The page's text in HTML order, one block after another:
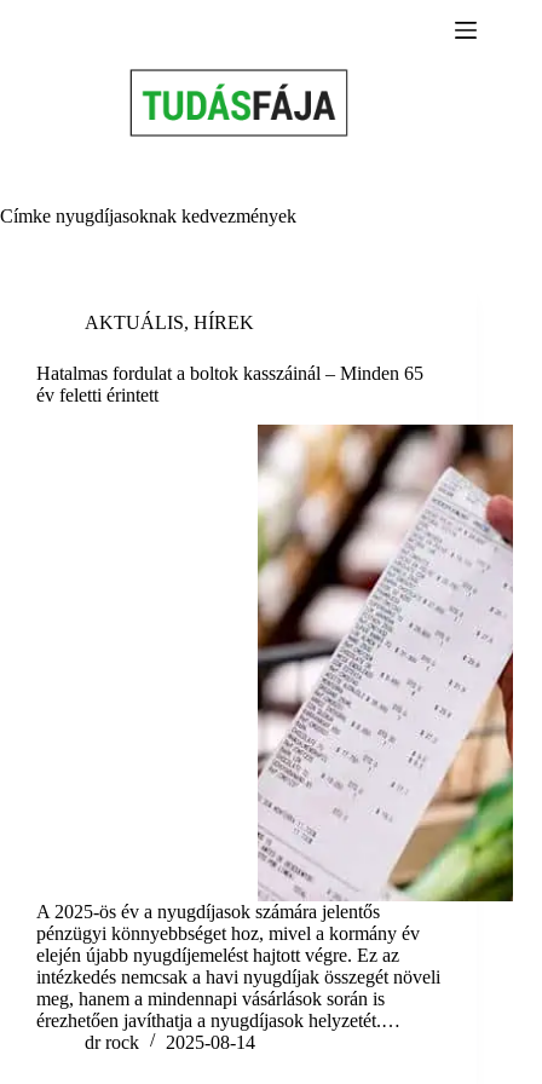
Címke nyugdíjasoknak kedvezmények
AKTUÁLIS, HÍREK
Hatalmas fordulat a boltok kasszáinál – Minden 65
év feletti érintett
A 2025-ös év a nyugdíjasok számára jelentős
pénzügyi könnyebbséget hoz, mivel a kormány év
elején újabb nyugdíjemelést hajtott végre. Ez az
intézkedés nemcsak a havi nyugdíjak összegét növeli
meg, hanem a mindennapi vásárlások során is
érezhetően javíthatja a nyugdíjasok helyzetét.…
dr rock
2025-08-14